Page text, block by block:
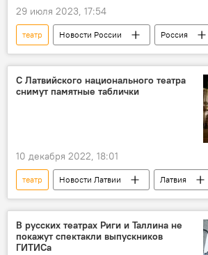
29 июля 2023, 17:54
театр Новости России
Россия
Латвия
актер кукла
С Латвийского национального театра
снимут памятные таблички
10 декабря 2022, 18:01
театр Новости Латвии
Латвия
русский язык
В русских театрах Риги и Таллина не
покажут спектакли выпускников
ГИТИСа